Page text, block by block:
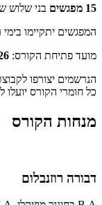
15 מפגשים
בני שלוש
המפגשים יתקיימו
מועד פתיחת הקורס:
הנרשמים יצורפו
כל חומרי הקורס יועלו
מנחות הקורס
דבורה רוזנבלום